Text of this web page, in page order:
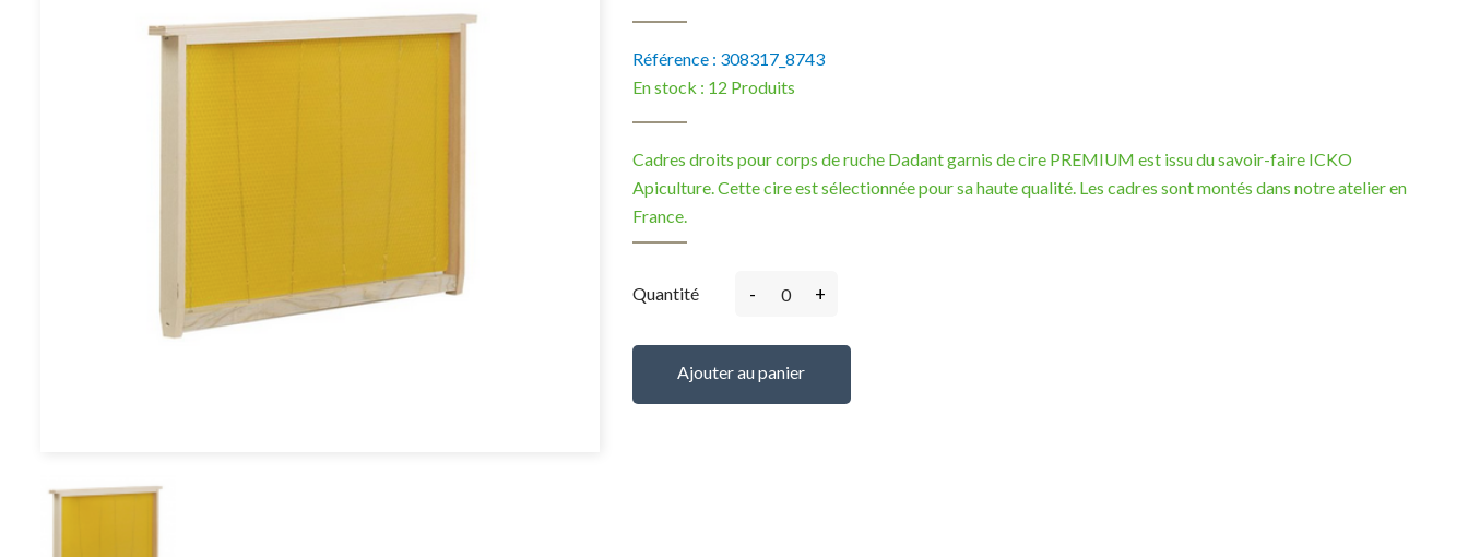
Référence : 308317_8743
En stock : 12 Produits
Cadres droits pour corps de ruche Dadant garnis de cire PREMIUM est issu du savoir-faire ICKO
Apiculture. Cette cire est sélectionnée pour sa haute qualité. Les cadres sont montés dans notre atelier en
France.
Quantité - +
Ajouter au panier